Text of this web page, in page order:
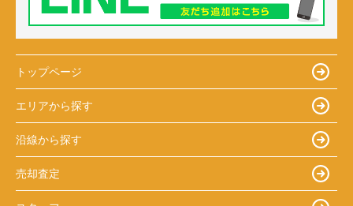
トップページ
エリアから探す
沿線から探す
売却査定